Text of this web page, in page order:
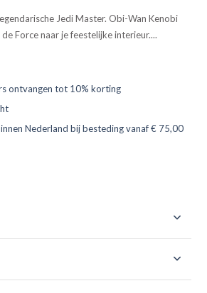
Jedi Master. Obi-Wan Kenobi
Force naar je feestelijke interieur....
ontvangen tot 10% korting
Nederland bij besteding vanaf € 75,00